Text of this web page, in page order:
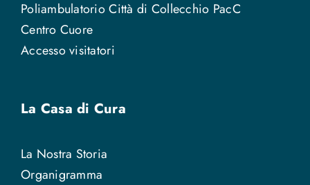
Poliambulatorio Città di Collecchio PacC
Centro Cuore
Accesso visitatori
La Casa di Cura
La Nostra Storia
Organigramma